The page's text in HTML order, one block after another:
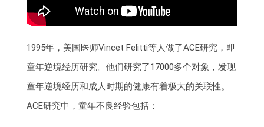
1995年，美国医师Vincet Felitti等人做了ACE研究，即
童年逆境经历研究。他们研究了17000多个对象，发现
童年逆境经历和成人时期的健康有着极大的关联性。
ACE研究中，童年不良经验包括：